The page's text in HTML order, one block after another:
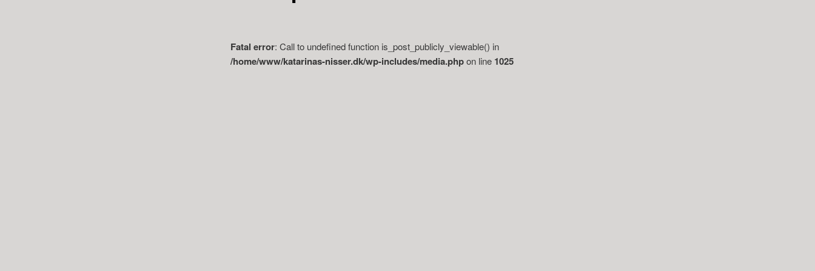
Fatal error: Call to undefined function is_post_publicly_viewable() in
/home/www/katarinas-nisser.dk/wp-includes/media.phpon line 1025